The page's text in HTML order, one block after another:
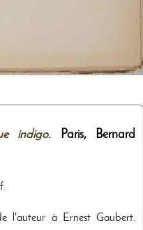
indigo. Paris,
Bernard
l'auteur à Ernest Gaubert.